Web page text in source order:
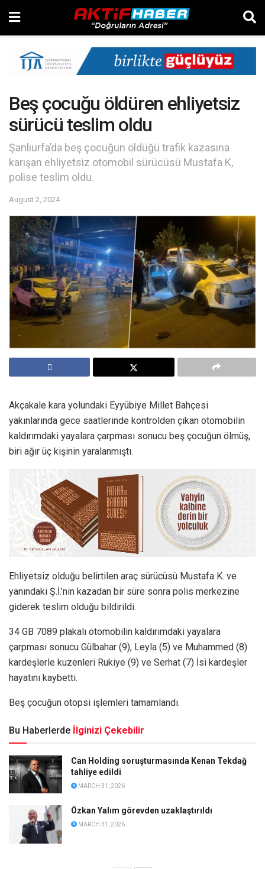
Beş çocuğu öldüren ehliyetsiz
sürücü teslim oldu
Şanlıurfa’da beş çocuğun öldüğü trafik kazasına
karışan ehliyetsiz otomobil sürücüsü Mustafa K,
polise teslim oldu.
August 2, 2024
Akçakale kara yolundaki Eyyübiye Millet Bahçesi
yakınlarında gece saatlerinde kontrolden çıkan otomobilin
kaldırımdaki yayalara çarpması sonucu beş çocuğun ölmüş,
biri ağır üç kişinin yaralanmıştı.
Ehliyetsiz olduğu belirtilen araç sürücüsü Mustafa K. ve
yanındaki Ş.İ.’nin kazadan bir süre sonra polis merkezine
giderek teslim olduğu bildirildi.
34 GB 7089 plakalı otomobilin kaldırımdaki yayalara
çarpması sonucu Gülbahar (9), Leyla (5) ve Muhammed (8)
kardeşlerle kuzenleri Rukiye (9) ve Serhat (7) İsi kardeşler
hayatını kaybetti.
Beş çocuğun otopsi işlemleri tamamlandı.
Bu Haberlerde İlginizi Çekebilir
Can Holding soruşturmasında Kenan Tekdağ
tahliye edildi
MARCH 31, 2026
Özkan Yalım görevden uzaklaştırıldı
MARCH 31, 2026